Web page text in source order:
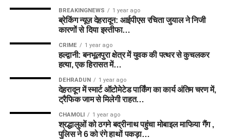
BREAKINGNEWS 1 year ago
ब्रेकिंग न्यूज़ देहरादून: आईपीएस रचिता जुयाल ने निजी
कारणों से दिया इस्तीफा…
CRIME 1 year ago
हल्द्वानी: बनभूलपुरा क्षेत्र में युवक की पत्थर से कुचलकर
हत्या, एक हिरासत में…
DEHRADUN 1 year ago
देहरादून में स्मार्ट ऑटोमेटेड पार्किंग का कार्य अंतिम चरण में,
ट्रैफिक जाम से मिलेगी राहत…
CHAMOLI 1 year ago
श्रद्धालुओं को ठगने बद्रीनाथ पहुंचा मोबाइल माफिया गैंग ,
पुलिस ने 6 को रंगे हाथों पकड़ा…